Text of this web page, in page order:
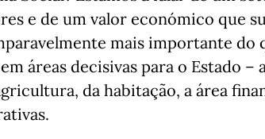
e de um valor económico que
mais importante do
áreas decisivas para o Estado –
da habitação, a área